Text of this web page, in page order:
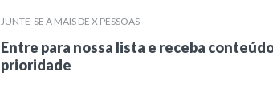
JUNTE-SE A MAIS DE X PESSOAS
Entre para nossa lista e receba
prioridade